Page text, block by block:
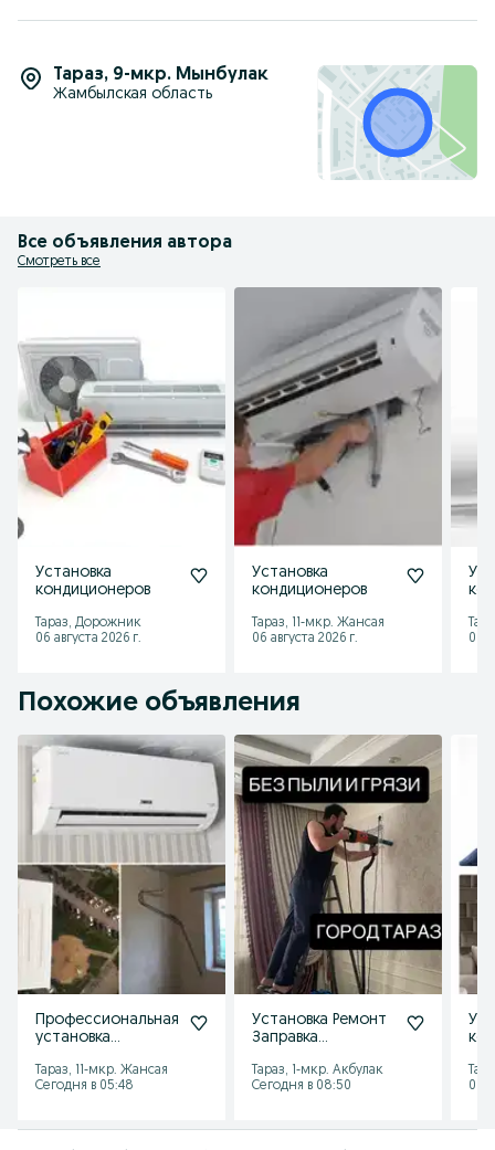
Тараз, 9-мкр. Мынбулак
Жамбылская область
Все объявления автора
Смотреть все
Установка
кондиционеров
Тараз, Дорожник
06 августа 2026 г.
Установка
кондиционеров
Тараз, 11-мкр. Жансая
06 августа 2026 г.
06
Похожие объявления
Профессиональная
установка
гарантией!
Тараз, 11-мкр. Жансая
Сегодня в 05:48
Установка Ремонт
Заправка
Кондер Кандер
Кандиционер
Тараз, 1-мкр. Акбулак
Сегодня в 08:50
06